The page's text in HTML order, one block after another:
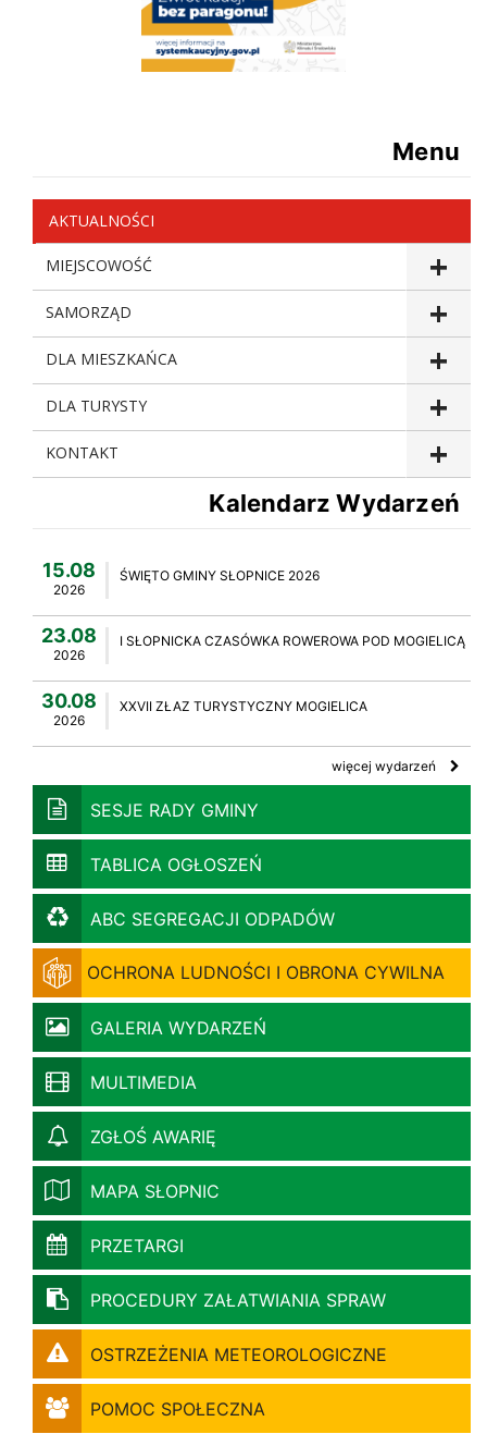
Menu
AKTUALNOŚCI
MIEJSCOWOŚĆ
SAMORZĄD
DLA MIESZKAŃCA
DLA TURYSTY
KONTAKT
Kalendarz Wydarzeń
15.08
2026
ŚWIĘTO GMINY SŁOPNICE 2026
23.08
2026
I SŁOPNICKA CZASÓWKA ROWEROWA POD MOGIELICĄ
30.08
2026
XXVII ZŁAZ TURYSTYCZNY MOGIELICA
więcej wydarzeń
SESJE RADY GMINY
TABLICA OGŁOSZEŃ
ABC SEGREGACJI ODPADÓW
OCHRONA LUDNOŚCI I OBRONA CYWILNA
GALERIA WYDARZEŃ
MULTIMEDIA
ZGŁOŚ AWARIĘ
MAPA SŁOPNIC
PRZETARGI
PROCEDURY ZAŁATWIANIA SPRAW
OSTRZEŻENIA METEOROLOGICZNE
POMOC SPOŁECZNA